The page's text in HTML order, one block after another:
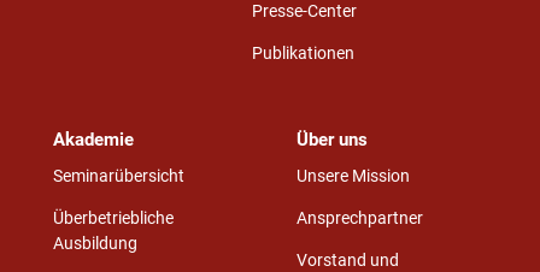
Presse-Center
Publikationen
Akademie
Seminarübersicht
Überbetriebliche
Ausbildung
Über uns
Unsere Mission
Ansprechpartner
Vorstand und